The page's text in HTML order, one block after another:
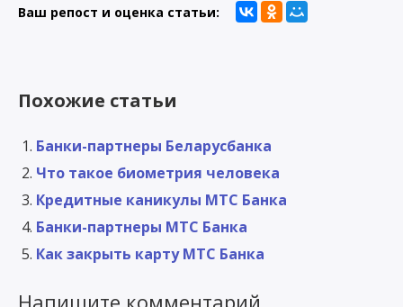
Ваш репост и оценка статьи:
Похожие статьи
Банки-партнеры Беларусбанка
Что такое биометрия человека
Кредитные каникулы МТС Банка
Банки-партнеры МТС Банка
Как закрыть карту МТС Банка
Напишите комментарий